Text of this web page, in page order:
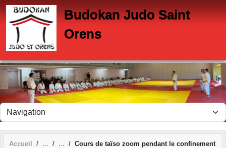
Budokan Judo Saint
Orens
Accueil Cours de taïso zoom pendant le confinement
Panneau de gestion des cookies